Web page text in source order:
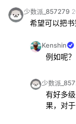
少数派_857279
希望可以把书
Kenshin
例如呢？
少数派
有好多
果，对